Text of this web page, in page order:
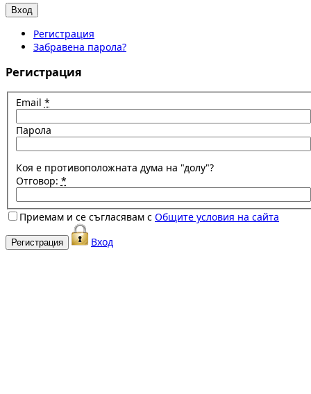
Регистрация
Забравена парола?
Регистрация
Email *
Парола
Коя е противоположната дума на "долу"?
Отговор: *
Приемам и се съгласявам с Общите условия на сайта
Вход